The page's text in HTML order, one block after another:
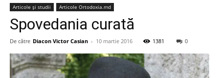
Articole şi studii Articole Ortodoxia.md
Spovedania curată
De către Diacon Victor Casian - 10 martie 2016 1381 0